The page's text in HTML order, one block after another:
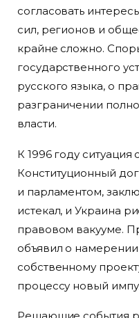
согласовать
сил, регионов и
крайне сложно.
государственного
русского языка, о
разграничении
власти.
К 1996 году ситуация
Конституционный
и парламентом,
истекал, и Украина
правовом вакууме.
объявил о
собственному
процессу новый